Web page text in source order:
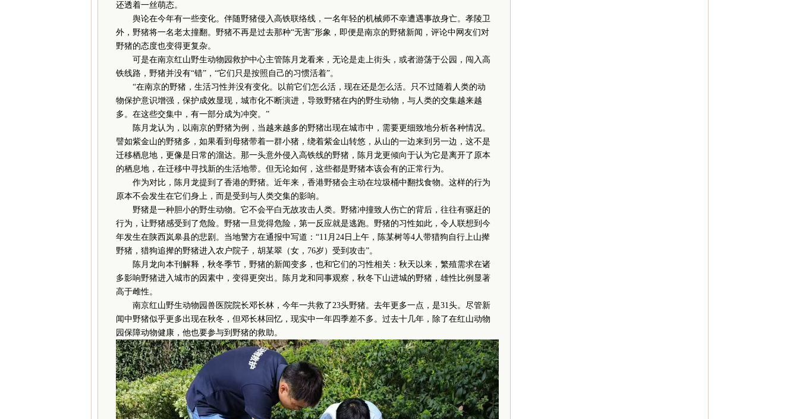
还透着一丝萌态。
舆论在今年有一些变化。伴随野猪侵入高铁联络线，一名年轻的机械师不幸遭遇事故身亡。孝陵卫
外，野猪将一名老太撞翻。野猪不再是过去那种“无害”形象，即便是南京的野猪新闻，评论中网友们对
野猪的态度也变得更复杂。
可是在南京红山野生动物园救护中心主管陈月龙看来，无论是走上街头，或者游荡于公园，闯入高
铁线路，野猪并没有“错”，“它们只是按照自己的习惯活着”。
“在南京的野猪，生活习性并没有变化。以前它们怎么活，现在还是怎么活。只不过随着人类的动
物保护意识增强，保护成效显现，城市化不断演进，导致野猪在内的野生动物，与人类的交集越来越
多。在这些交集中，有一部分成为冲突。”
陈月龙认为，以南京的野猪为例，当越来越多的野猪出现在城市中，需要更细致地分析各种情况。
譬如紫金山的野猪多，如果看到母猪带着一群小猪，绕着紫金山转悠，从山的一边来到另一边，这不是
迁移栖息地，更像是日常的溜达。那一头意外侵入高铁线的野猪，陈月龙更倾向于认为它是离开了原本
的栖息地，在迁移中寻找新的生活地带。但无论如何，这些都是野猪本该会有的正常行为。
作为对比，陈月龙提到了香港的野猪。近年来，香港野猪会主动在垃圾桶中翻找食物。这样的行为
原本不会发生在它们身上，而是受到与人类交集的影响。
野猪是一种胆小的野生动物。它不会平白无故攻击人类。野猪冲撞致人伤亡的背后，往往有驱赶的
行为，让野猪感受到了危险。野猪一旦觉得危险，第一反应就是逃跑。野猪的习性如此，令人联想到今
年发生在陕西岚皋县的悲剧。当地警方在通报中写道：“11月24日上午，陈某树等4人带猎狗自行上山撵
野猪，猎狗追撵的野猪进入农户院子，胡某翠（女，76岁）受到攻击”。
陈月龙向本刊解释，秋冬季节，野猪的新闻变多，也和它们的习性相关：秋天以来，繁殖需求在诸
多影响野猪进入城市的因素中，变得更突出。陈月龙和同事观察，秋冬下山进城的野猪，雄性比例显著
高于雌性。
南京红山野生动物园兽医院院长邓长林，今年一共救了23头野猪。去年更多一点，是31头。尽管新
闻中野猪似乎更多出现在秋冬，但邓长林回忆，现实中一年四季差不多。过去十几年，除了在红山动物
园保障动物健康，他也要参与到野猪的救助。